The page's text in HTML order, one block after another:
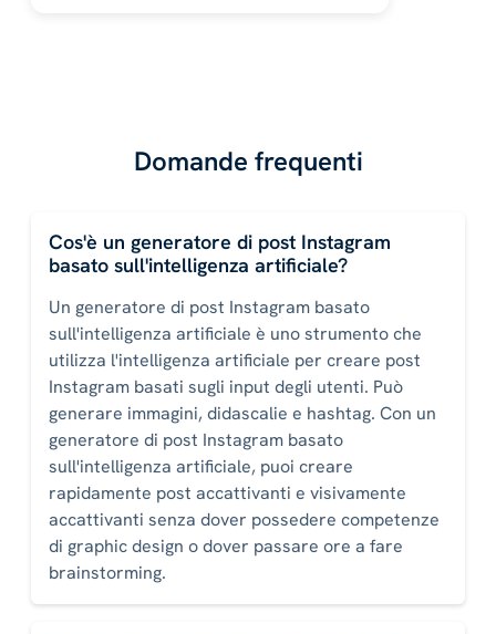
Domande frequenti
Cos'è un generatore di post Instagram
basato sull'intelligenza artificiale?
Un generatore di post Instagram basato
sull'intelligenza artificiale è uno strumento che
utilizza l'intelligenza artificiale per creare post
Instagram basati sugli input degli utenti. Può
generare immagini, didascalie e hashtag. Con un
generatore di post Instagram basato
sull'intelligenza artificiale, puoi creare
rapidamente post accattivanti e visivamente
accattivanti senza dover possedere competenze
di graphic design o dover passare ore a fare
brainstorming.